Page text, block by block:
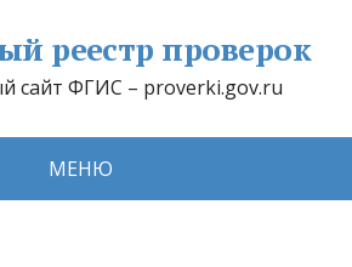
реестр проверок
сайт ФГИС – proverki.gov.ru
МЕНЮ